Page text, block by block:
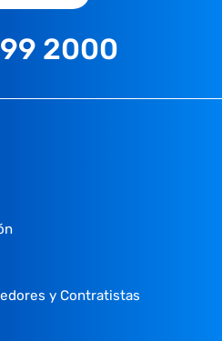
2000
y Contratistas